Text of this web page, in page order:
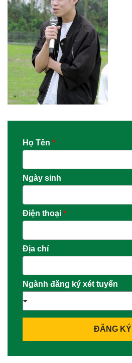
Họ Tên *
Ngày sinh
Điện thoại *
Địa chỉ
Ngành đăng ký xét tuyển
ĐĂNG KÝ